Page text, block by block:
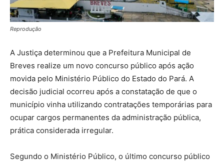
Reprodução
A Justiça determinou que a Prefeitura Municipal de
Breves realize um novo concurso público após ação
movida pelo Ministério Público do Estado do Pará. A
decisão judicial ocorreu após a constatação de que o
município vinha utilizando contratações temporárias para
ocupar cargos permanentes da administração pública,
prática considerada irregular.
Segundo o Ministério Público, o último concurso público